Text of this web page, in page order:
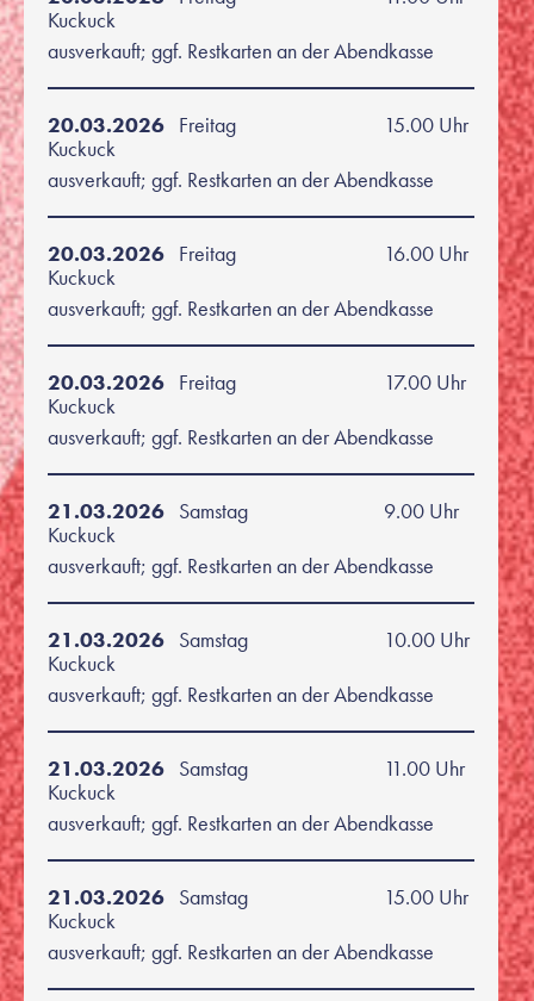
Kuckuck
ausverkauft; ggf. Restkarten an der Abendkasse
20.03.2026 Freitag
15.00 Uhr
Kuckuck
ausverkauft; ggf. Restkarten an der Abendkasse
20.03.2026 Freitag
16.00 Uhr
Kuckuck
ausverkauft; ggf. Restkarten an der Abendkasse
20.03.2026 Freitag
17.00 Uhr
Kuckuck
ausverkauft; ggf. Restkarten an der Abendkasse
21.03.2026 Samstag
9.00 Uhr
Kuckuck
ausverkauft; ggf. Restkarten an der Abendkasse
21.03.2026 Samstag
10.00 Uhr
Kuckuck
ausverkauft; ggf. Restkarten an der Abendkasse
21.03.2026 Samstag
11.00 Uhr
Kuckuck
ausverkauft; ggf. Restkarten an der Abendkasse
21.03.2026 Samstag
15.00 Uhr
Kuckuck
ausverkauft; ggf. Restkarten an der Abendkasse